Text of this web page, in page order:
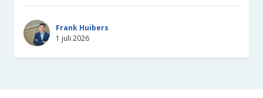
Frank Huibers
1 juli 2026